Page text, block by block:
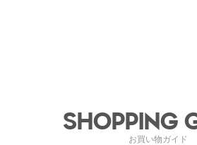
SHOPPING
お買い物ガイド